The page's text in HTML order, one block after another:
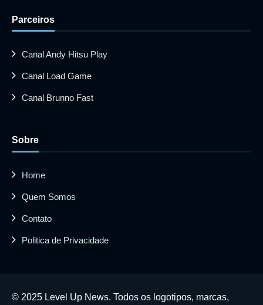
Parceiros
Canal Andy Hitsu Play
Canal Load Game
Canal Brunno Fast
Sobre
Home
Quem Somos
Contato
Politica de Privacidade
© 2025 Level Up News. Todos os logotipos, marcas,